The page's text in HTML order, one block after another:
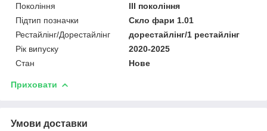
Покоління
III покоління
Підтип позначки
Скло фари 1.01
Рестайлінг/Дорестайлінг
дорестайлінг/1 рестайлінг
Рік випуску
2020-2025
Стан
Нове
Приховати
Умови доставки